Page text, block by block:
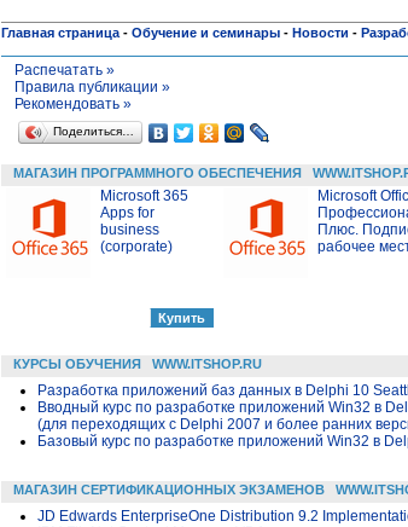
Главная страница - Обучение и семинары - Новости -
Распечатать »
Правила публикации »
Рекомендовать »
Поделиться…
МАГАЗИН ПРОГРАММНОГО ОБЕСПЕЧЕНИЯ
Microsoft 365
Apps for
business
(corporate)
Microsoft
Плюс.
рабочее
КУРСЫ ОБУЧЕНИЯ WWW.ITSHOP.RU
Разработка приложений баз данных в Delphi 10
Вводный курс по разработке приложений Win32 в
(для переходящих с Delphi 2007 и более ранних
Базовый курс по разработке приложений Win32 в
МАГАЗИН СЕРТИФИКАЦИОННЫХ ЭКЗАМЕНОВ
JD Edwards EnterpriseOne Distribution 9.2